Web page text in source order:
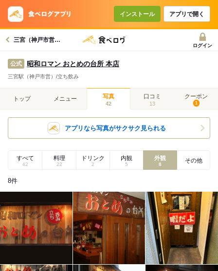
インストール アプリで開く
三宮（神戸市営）駅グルメへ
ログイン
公式 昭和ロマン おとめの台所 本店
三宮駅（神戸市営）/立ち飲み
トップ メニュー 写真
42
口コミ
13
クーポン
1
アプリなら写真がサクサク見られる
すべて
42
料理
22
ドリンク
2
内観
5
外観
8
その他
8件